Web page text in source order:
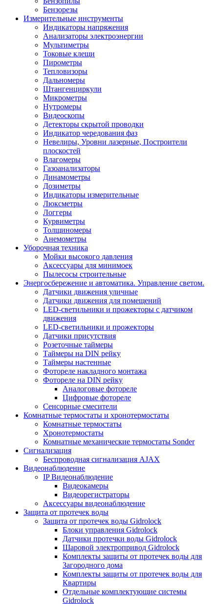
Бензорезы
Измерительные инструменты
Индикаторы напряжения
Анализаторы электроэнергии
Мультиметры
Токовые клещи
Пирометры
Тепловизоры
Дальномеры
Штангенциркули
Микрометры
Нутромеры
Видеоскопы
Детекторы скрытой проводки
Индикатор чередования фаз
Невелиры, Уровни лазерные, Построители
плоскостей
Влагомеры
Газоанализаторы
Динамометры
Дозиметры
Индикаторы измерительные
Люксметры
Логгеры
Курвиметры
Толщиномеры
Анемометры
Уборочная техника
Мойки высокого давления
Аксессуары для минимоек
Пылесосы строительные
Энергосбережение и автоматика. Управление светом.
Датчики движения уличные
Датчики движения для помещений
LED-светильники и прожекторы с датчиком
движения
LED-светильники и прожекторы
Датчики присутствия
Розеточные таймеры
Таймеры на DIN рейку
Таймеры настенные
Фотореле накладного монтажа
Фотореле на DIN рейку
Аналоговые фотореле
Цифровые фотореле
Сенсорные смесители
Комнатные термостаты и хронотермостаты
Комнатные термостаты
Хронотермостаты
Комнатные механические термостаты Sonder
Сигнализация
Беспроводная сигнализация AJAX
Видеонаблюдение
IP Видеонаблюдение
Видеокамеры
Видеорегистраторы
Аксессуары видеонаблюдение
Защита от протечек воды
Защита от протечек воды Gidrolock
Блоки управления Gidrolock
Датчики протечки воды Gidrolock
Шаровой электропривод Gidrolock
Комплекты защиты от протечек воды для
Загородного дома
Комплекты защиты от протечек воды для
Квартиры
Отдельные комплектующие системы
Gidrolock